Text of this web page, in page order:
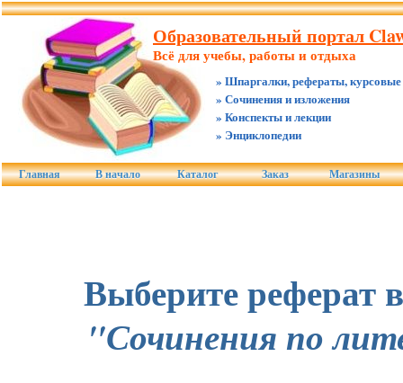
Образовательный портал
Всё для учебы, работы и отдыха
» Шпаргалки, рефераты, курсовые
» Сочинения и изложения
» Конспекты и лекции
» Энциклопедии
Главная В начало Каталог Заказ Магазины
Выберите реферат
"Сочинения по